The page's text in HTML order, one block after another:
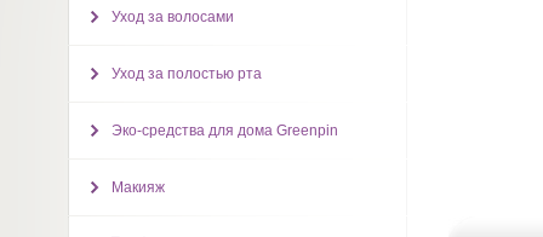
Уход за волосами
Уход за полостью рта
Эко-средства для дома Greenpin
Макияж